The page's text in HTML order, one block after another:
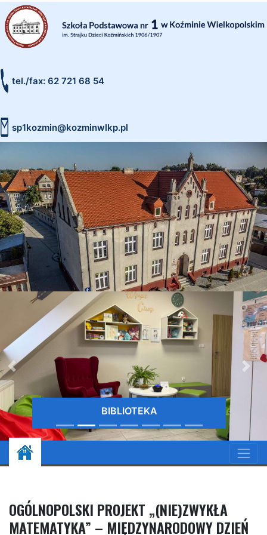
tel./fax: 62 721 68 54
sp1kozmin@kozminwlkp.pl
BIBLIOTEKA
OGÓLNOPOLSKI PROJEKT „(NIE)ZWYKŁA
MATEMATYKA” – MIĘDZYNARODOWY DZIEŃ